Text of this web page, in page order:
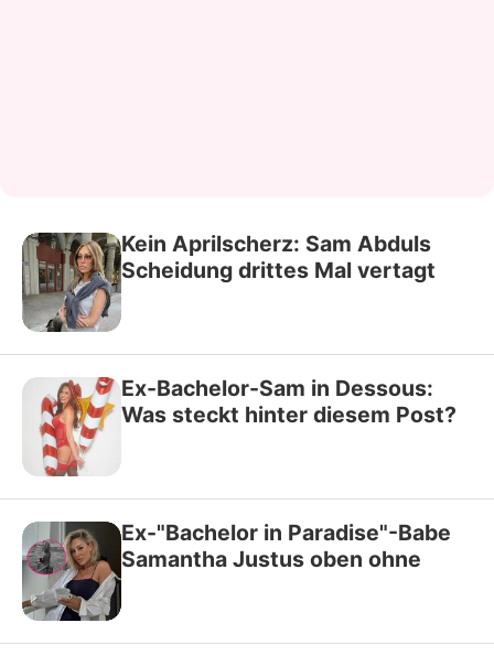
Kein Aprilscherz: Sam Abduls
Scheidung drittes Mal vertagt
Ex-Bachelor-Sam in Dessous:
Was steckt hinter diesem Post?
Ex-"Bachelor in Paradise"-Babe
Samantha Justus oben ohne